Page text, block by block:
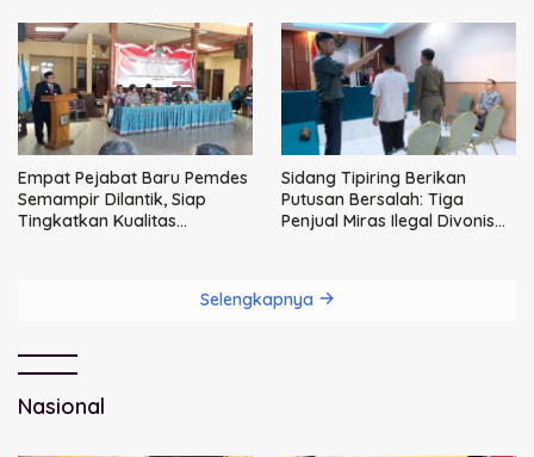
Empat Pejabat Baru Pemdes
Semampir Dilantik, Siap
Tingkatkan Kualitas
Sidang Tipiring Berikan
Putusan Bersalah: Tiga
Penjual Miras Ilegal Divonis
Selengkapnya
Nasional